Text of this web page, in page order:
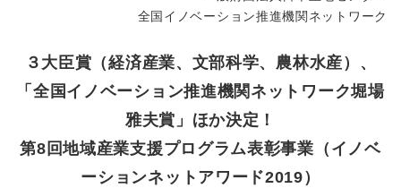
全国イノベーション推進機関ネットワーク
３大臣賞（経済産業、文部科学、農林水産）、
「全国イノベーション推進機関ネットワーク堀場
雅夫賞」ほか決定！
第8回地域産業支援プログラム表彰事業（イノベ
ーションネットアワード2019）